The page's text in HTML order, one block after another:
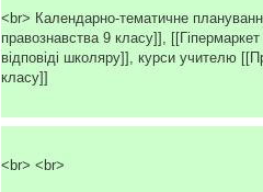
<br> Календарно-тематичне
правознавства 9 класу]],
відповіді школяру]], курси учителю
класу]]
<br> <br>